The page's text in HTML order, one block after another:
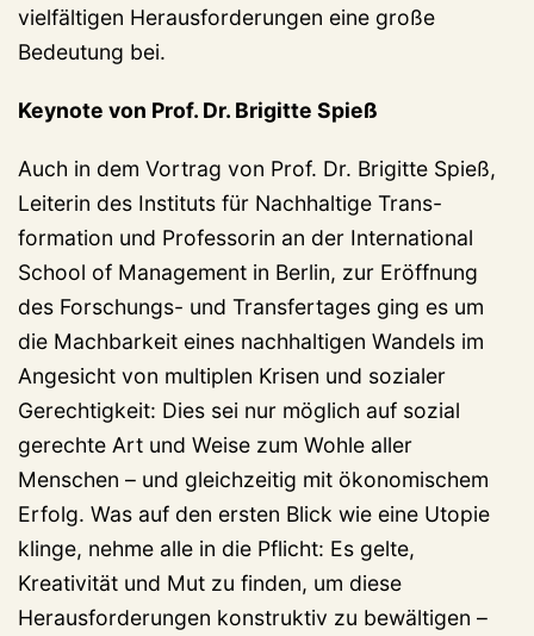
vielfältigen Herausforderungen eine große
Bedeutung bei.
Keynote von Prof. Dr. Brigitte Spieß
Auch in dem Vortrag von Prof. Dr. Brigitte Spieß,
Leiterin des Instituts für Nachhaltige Trans-
formation und Professorin an der International
School of Management in Berlin, zur Eröffnung
des Forschungs- und Transfertages ging es um
die Machbarkeit eines nachhaltigen Wandels im
Angesicht von multiplen Krisen und sozialer
Gerechtigkeit: Dies sei nur möglich auf sozial
gerechte Art und Weise zum Wohle aller
Menschen – und gleichzeitig mit ökonomischem
Erfolg. Was auf den ersten Blick wie eine Utopie
klinge, nehme alle in die Pflicht: Es gelte,
Kreativität und Mut zu finden, um diese
Herausforderungen konstruktiv zu bewältigen –